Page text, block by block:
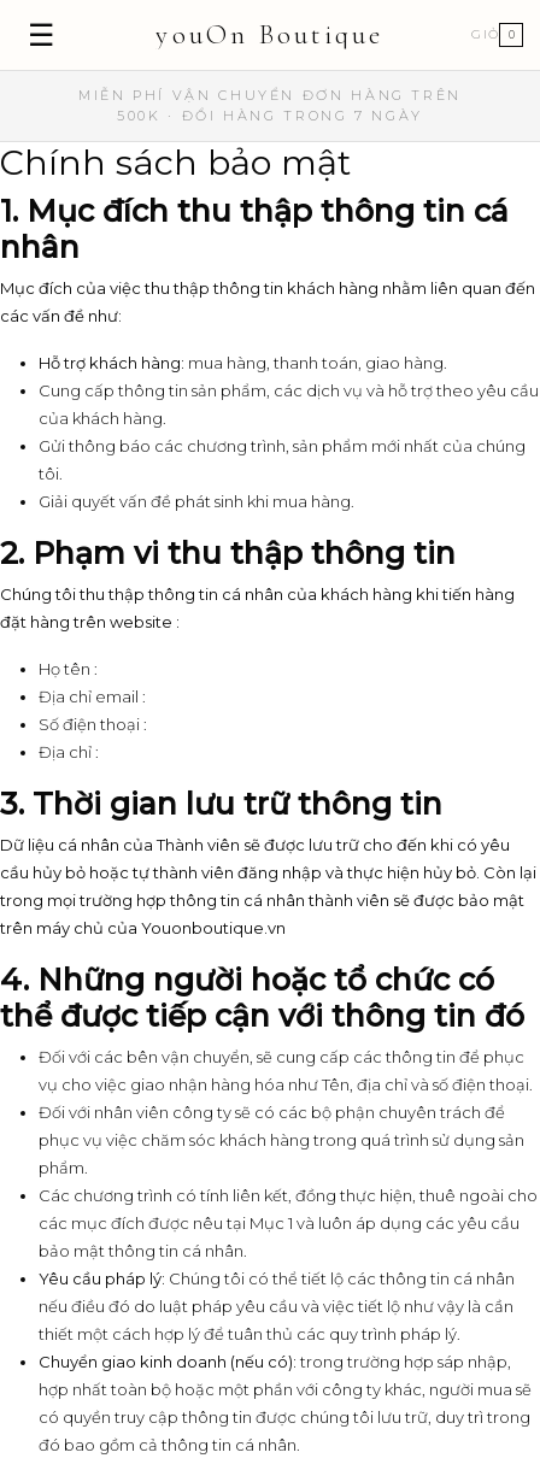
☰ youOn Boutique GIỎ 0
MIỄN PHÍ VẬN CHUYỂN ĐƠN HÀNG TRÊN
500K · ĐỔI HÀNG TRONG 7 NGÀY
Chính sách bảo mật
1. Mục đích thu thập thông tin cá
nhân
Mục đích của việc thu thập thông tin khách hàng nhằm liên quan đến
các vấn đề như:
Hỗ trợ khách hàng: mua hàng, thanh toán, giao hàng.
Cung cấp thông tin sản phẩm, các dịch vụ và hỗ trợ theo yêu cầu
của khách hàng.
Gửi thông báo các chương trình, sản phẩm mới nhất của chúng
tôi.
Giải quyết vấn đề phát sinh khi mua hàng.
2. Phạm vi thu thập thông tin
Chúng tôi thu thập thông tin cá nhân của khách hàng khi tiến hàng
đặt hàng trên website :
Họ tên :
Địa chỉ email :
Số điện thoại :
Địa chỉ :
3. Thời gian lưu trữ thông tin
Dữ liệu cá nhân của Thành viên sẽ được lưu trữ cho đến khi có yêu
cầu hủy bỏ hoặc tự thành viên đăng nhập và thực hiện hủy bỏ. Còn lại
trong mọi trường hợp thông tin cá nhân thành viên sẽ được bảo mật
trên máy chủ của Youonboutique.vn
4. Những người hoặc tổ chức có
thể được tiếp cận với thông tin đó
Đối với các bên vận chuyển, sẽ cung cấp các thông tin để phục
vụ cho việc giao nhận hàng hóa như Tên, địa chỉ và số điện thoại.
Đối với nhân viên công ty sẽ có các bộ phận chuyên trách để
phục vụ việc chăm sóc khách hàng trong quá trình sử dụng sản
phẩm.
Các chương trình có tính liên kết, đồng thực hiện, thuê ngoài cho
các mục đích được nêu tại Mục 1 và luôn áp dụng các yêu cầu
bảo mật thông tin cá nhân.
Yêu cầu pháp lý: Chúng tôi có thể tiết lộ các thông tin cá nhân
nếu điều đó do luật pháp yêu cầu và việc tiết lộ như vậy là cần
thiết một cách hợp lý để tuân thủ các quy trình pháp lý.
Chuyển giao kinh doanh (nếu có): trong trường hợp sáp nhập,
hợp nhất toàn bộ hoặc một phần với công ty khác, người mua sẽ
có quyền truy cập thông tin được chúng tôi lưu trữ, duy trì trong
đó bao gồm cả thông tin cá nhân.